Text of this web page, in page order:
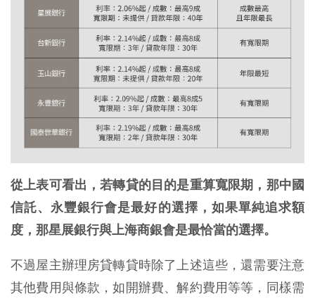
從上表可看出，若轉貸的目的是重算寬限期，那中國
信託、永豐銀行會是最好的選擇，如果單純追求額
度，那星展銀行與上海商銀會是最恰當的選擇。
不過屋主辦理房貸轉貸時除了上述這些，還需要注意
其他費用與條款，如開辦費、解約費用等等，同樣需